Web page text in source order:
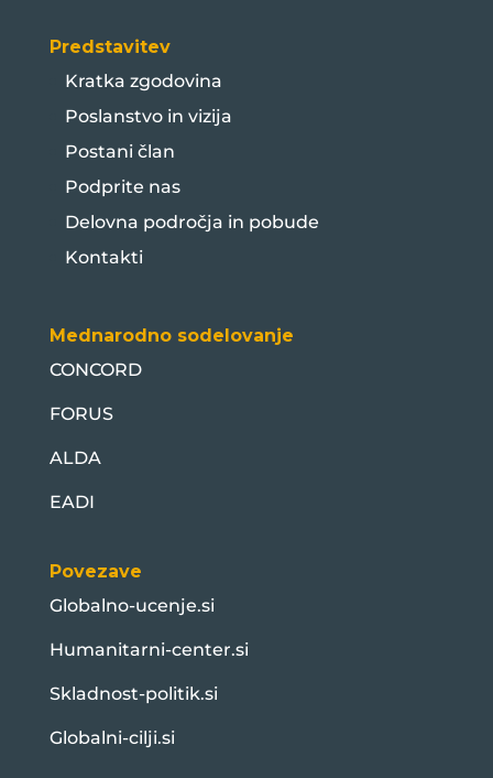
Predstavitev
Kratka zgodovina
Poslanstvo in vizija
Postani član
Podprite nas
Delovna področja in pobude
Kontakti
Mednarodno sodelovanje
CONCORD
FORUS
ALDA
EADI
Povezave
Globalno-ucenje.si
Humanitarni-center.si
Skladnost-politik.si
Globalni-cilji.si